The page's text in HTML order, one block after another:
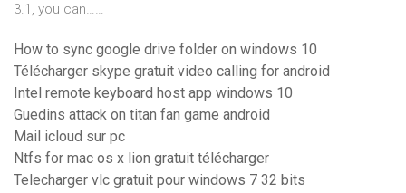
3.1, you can……
How to sync google drive folder on windows 10
Télécharger skype gratuit video calling for android
Intel remote keyboard host app windows 10
Guedins attack on titan fan game android
Mail icloud sur pc
Ntfs for mac os x lion gratuit télécharger
Telecharger vlc gratuit pour windows 7 32 bits